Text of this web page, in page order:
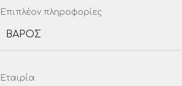
Επιπλέον πληροφορίες
ΒΆΡΟΣ
Εταιρία